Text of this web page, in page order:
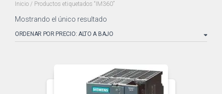
Inicio / Productos etiquetados “IM360”
Mostrando el único resultado